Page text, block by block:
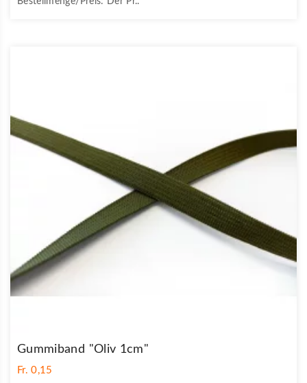
Gummiband "Oliv 1cm"
Fr. 0,15